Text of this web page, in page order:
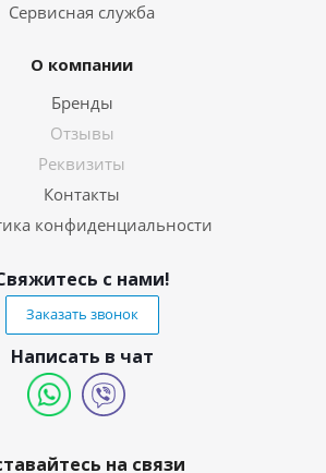
Сервисная служба
О компании
Бренды
Отзывы
Реквизиты
Контакты
конфиденциальности
с нами!
Заказать звонок
Написать в чат
на связи